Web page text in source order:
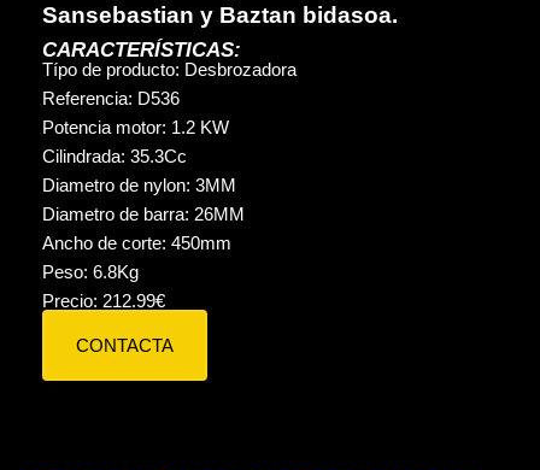
Sansebastian y Baztan bidasoa.
CARACTERÍSTICAS:
Típo de producto: Desbrozadora
Referencia: D536
Potencia motor: 1.2 KW
Cilindrada: 35.3Cc
Diametro de nylon: 3MM
Diametro de barra: 26MM
Ancho de corte: 450mm
Peso: 6.8Kg
Precio: 212.99€
CONTACTA